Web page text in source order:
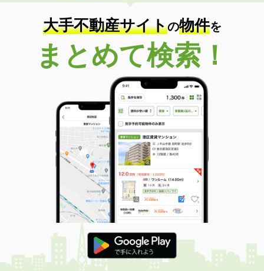
大手不動産サイトの物件を
まとめて検索！